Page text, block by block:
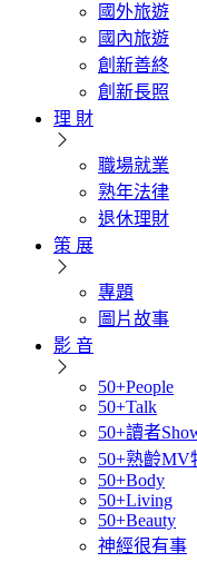
國外旅遊
國內旅遊
創新善終
創新長照
理 財
職場就業
熟年法律
退休理財
策 展
專題
圖片故事
影 音
50+People
50+Talk
50+讀者
50+熟齡MV
50+Body
50+Living
50+Beauty
神經很有事